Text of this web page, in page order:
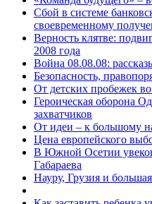
Сбой в системе
своевременному
Верность клятве:
2008 года
Война 08.08.08:
Безопасность,
От детских пробежек
Героическая оборона
захватчиков
От идеи – к большому
Цена европейского
В Южной Осетии
Габараева
Науру, Грузия и